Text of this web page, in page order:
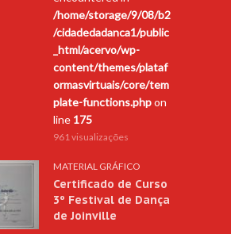
/home/storage/9/08/b2
/cidadedadanca1/public
_html/acervo/wp-
content/themes/plataf
ormasvirtuais/core/tem
plate-functions.phpon
line 175
961 visualizações
MATERIAL GRÁFICO
Certificado de Curso
3º Festival de Dança
de Joinville